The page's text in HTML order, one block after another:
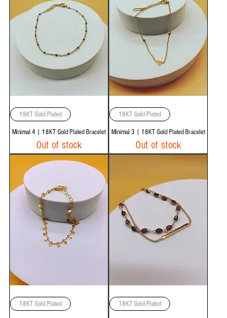
18KT Gold Plated
Minimal 4 | 18KT Gold Plated Bracelet
Out of stock
18KT Gold Plated
Minimal 3 | 18KT Gold Plated Bracelet
Out of stock
18KT Gold Plated 18KT Gold Plated